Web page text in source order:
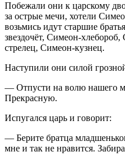
Побежали они к царскому
за острые мечи, хотели
возьмись идут старшие
звездочёт, Симеон-
стрелец, Симеон-кузнец.
Наступили они силой
— Отпусти на волю нашего
Прекрасную.
Испугался царь и говорит:
— Берите братца
мне и так не нравится.